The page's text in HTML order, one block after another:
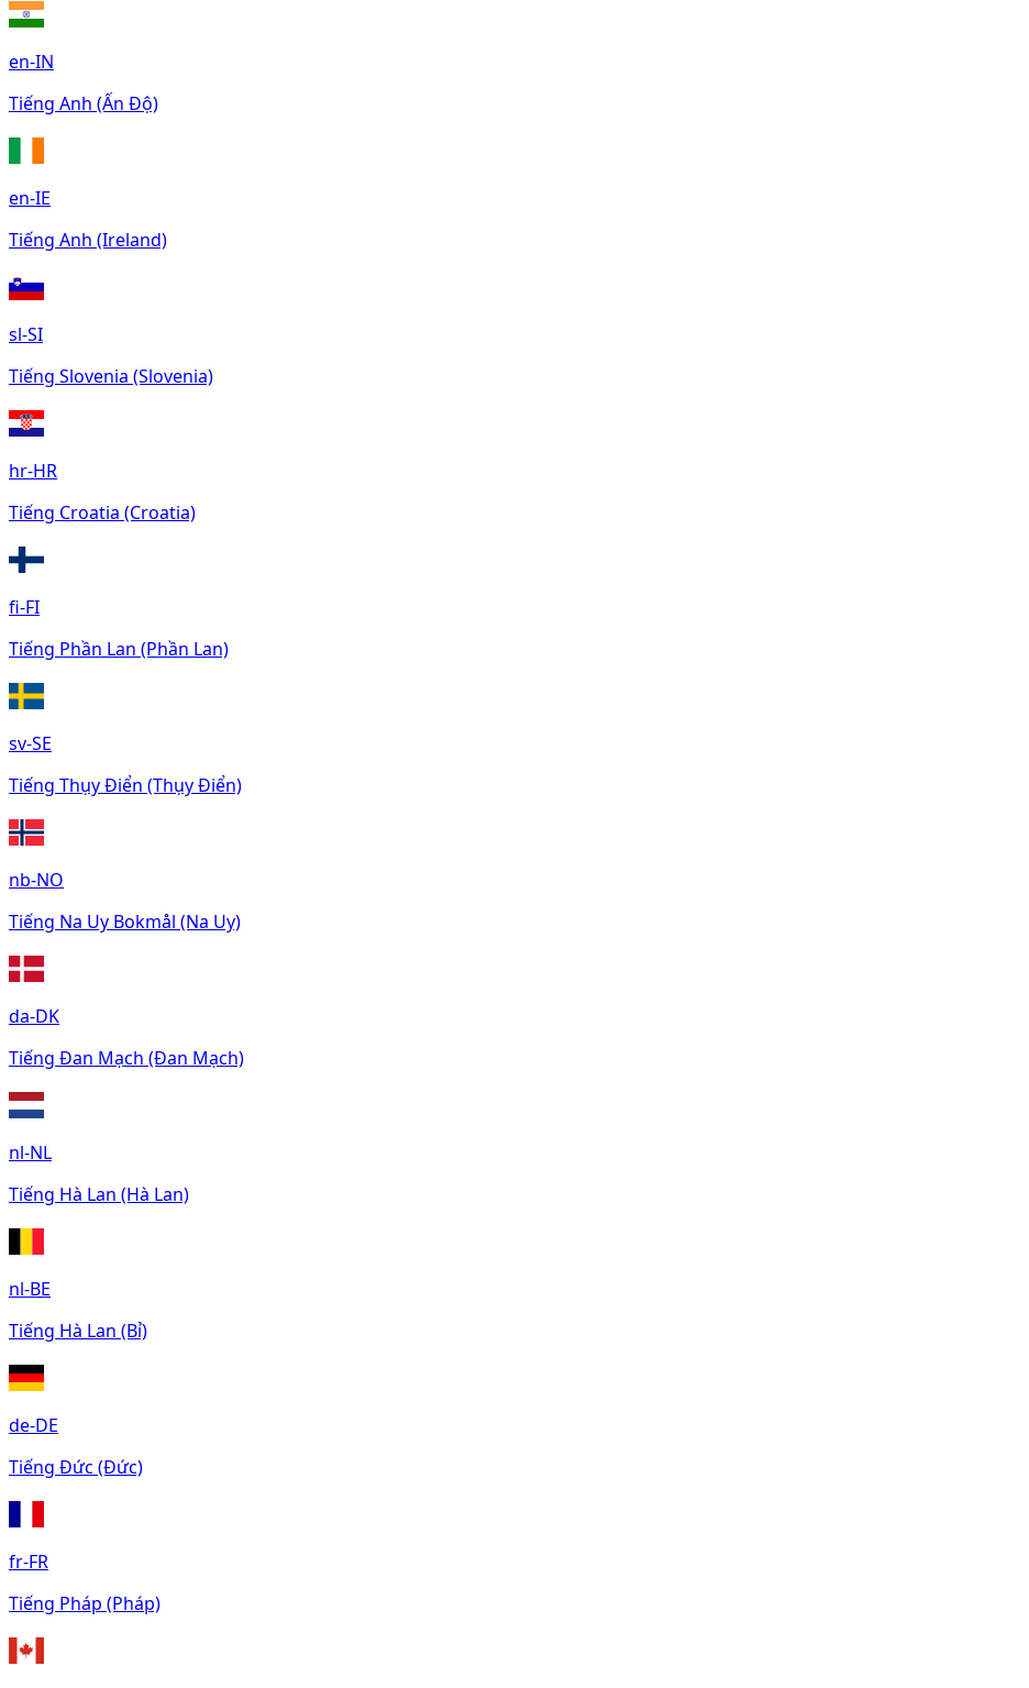
en-IN
Tiếng Anh (Ấn Độ)
en-IE
Tiếng Anh (Ireland)
sl-SI
Tiếng Slovenia (Slovenia)
hr-HR
Tiếng Croatia (Croatia)
fi-FI
Tiếng Phần Lan (Phần Lan)
sv-SE
Tiếng Thụy Điển (Thụy Điển)
nb-NO
Tiếng Na Uy Bokmål (Na Uy)
da-DK
Tiếng Đan Mạch (Đan Mạch)
nl-NL
Tiếng Hà Lan (Hà Lan)
nl-BE
Tiếng Hà Lan (Bỉ)
de-DE
Tiếng Đức (Đức)
fr-FR
Tiếng Pháp (Pháp)